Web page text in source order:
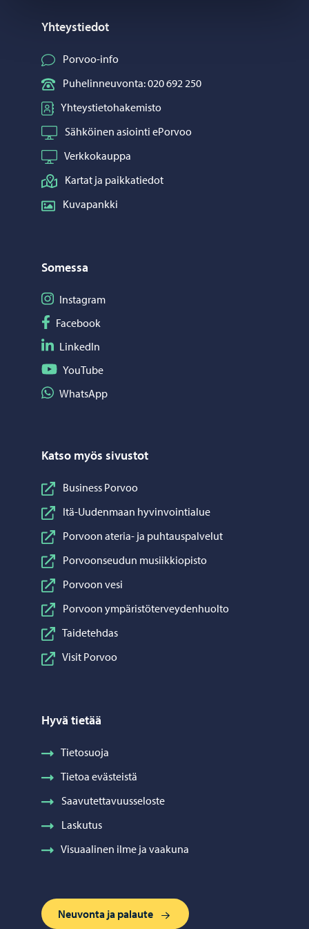
Yhteystiedot
Porvoo-info
Puhelinneuvonta: 020 692 250
Yhteystietohakemisto
Sähköinen asiointi ePorvoo
Verkkokauppa
Kartat ja paikkatiedot
Kuvapankki
Somessa
Seuraa Instagram
Instagram
Seuraa Facebook
Facebook
Seuraa LinkedIn
LinkedIn
Seuraa YouTube
YouTube
Jaa WhatsApp
WhatsApp
Katso myös sivustot
Business Porvoo
Itä-Uudenmaan hyvinvointialue
Porvoon ateria- ja puhtauspalvelut
Porvoonseudun musiikkiopisto
Porvoon vesi
Porvoon ympäristöterveydenhuolto
Taidetehdas
Visit Porvoo
Hyvä tietää
Tietosuoja
Tietoa evästeistä
Saavutettavuusseloste
Laskutus
Visuaalinen ilme ja vaakuna
Neuvonta ja palaute